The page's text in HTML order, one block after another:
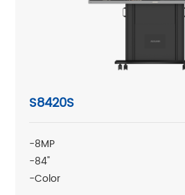
S8420S
-8MP
-84"
-Color